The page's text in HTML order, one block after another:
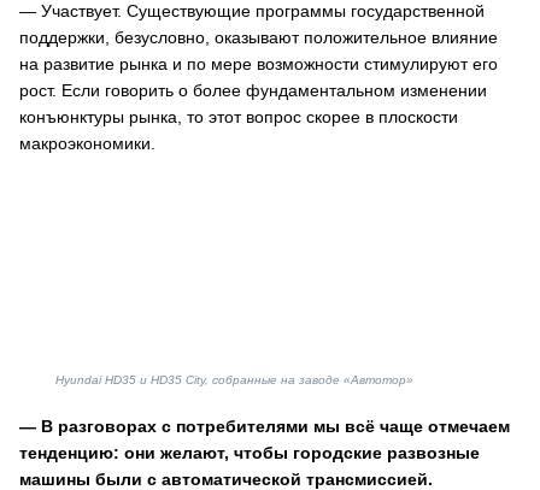
— Участвует. Существующие программы государственной
поддержки, безусловно, оказывают положительное влияние
на развитие рынка и по мере возможности стимулируют его
рост. Если говорить о более фундаментальном изменении
конъюнктуры рынка, то этот вопрос скорее в плоскости
макроэкономики.
Hyundai HD35 и HD35 City, собранные на заводе «Автотор»
— В разговорах с потребителями мы всё чаще отмечаем
тенденцию: они желают, чтобы городские развозные
машины были с автоматической трансмиссией.